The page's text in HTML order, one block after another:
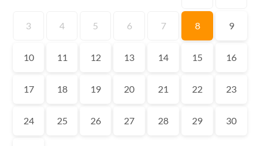
3 4 5 6 7 8 9
10 11 12 13 14 15 16
17 18 19 20 21 22 23
24 25 26 27 28 29 30